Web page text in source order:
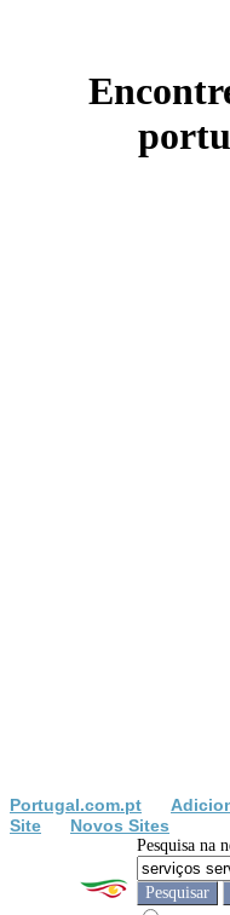
Portugal.com.pt
Site
Novos Sites
Pesquisa na